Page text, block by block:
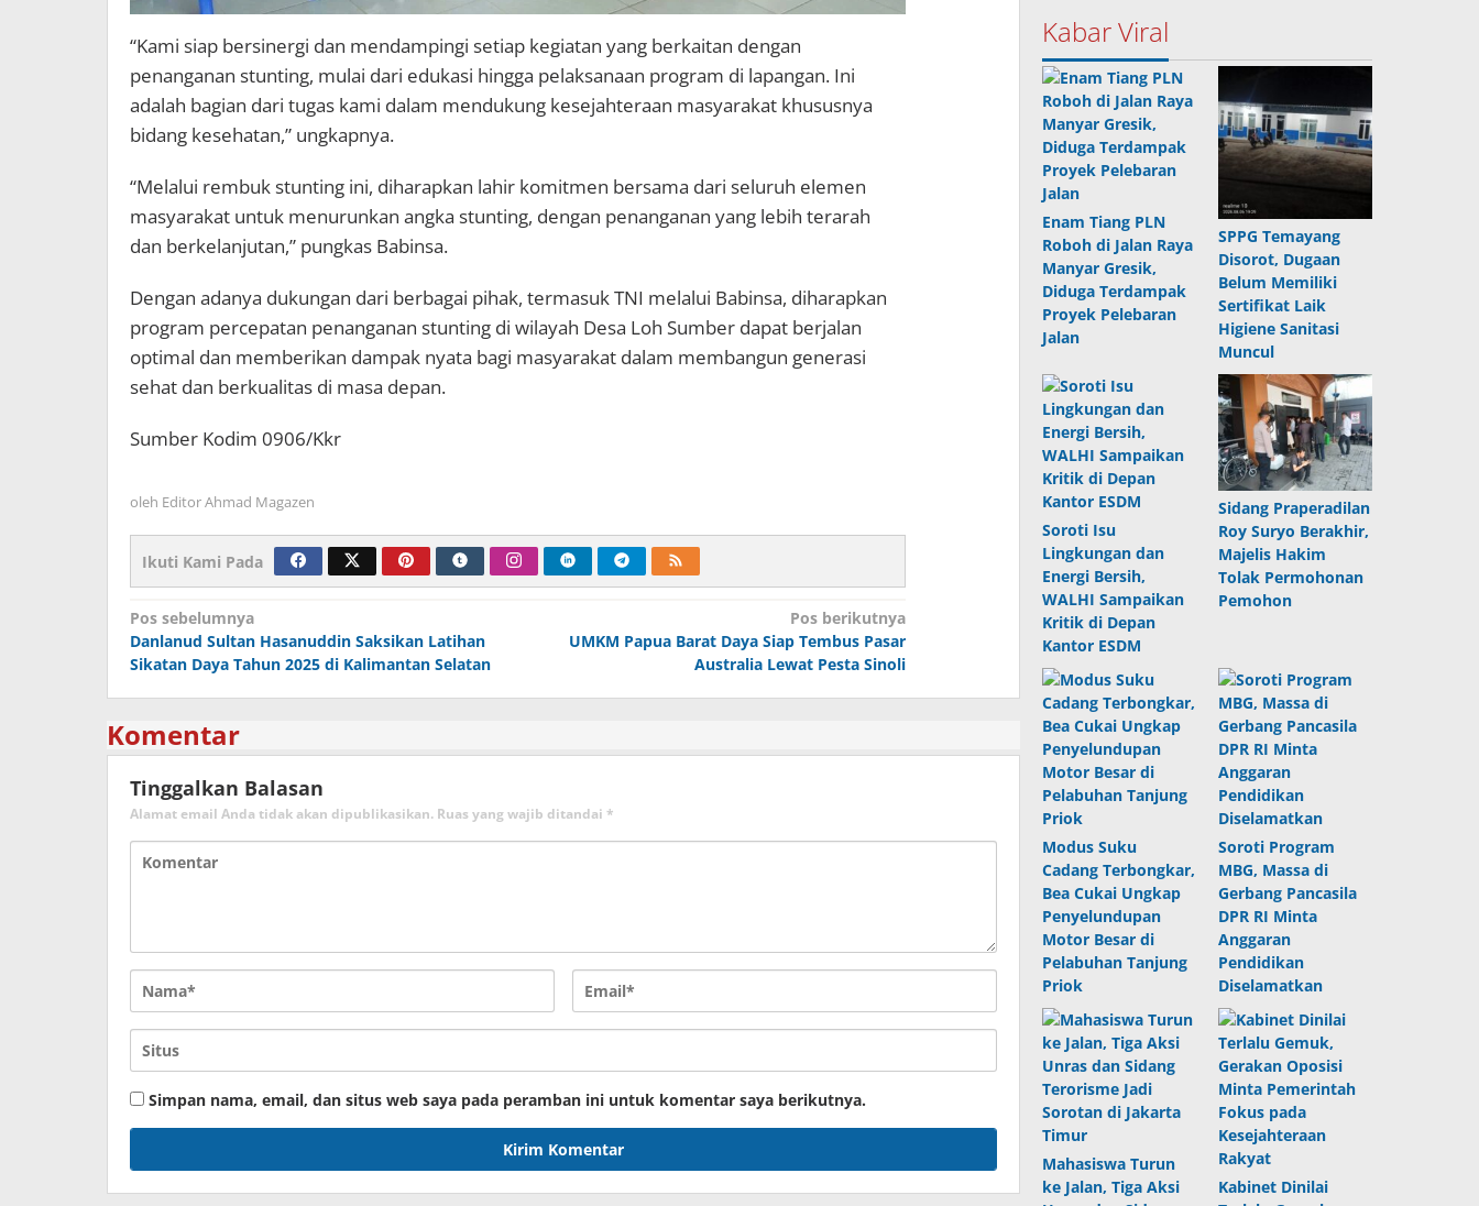
“Kami siap bersinergi dan mendampingi setiap kegiatan yang berkaitan dengan
penanganan stunting, mulai dari edukasi hingga pelaksanaan program di lapangan. Ini
adalah bagian dari tugas kami dalam mendukung kesejahteraan masyarakat khususnya
bidang kesehatan,” ungkapnya.
“Melalui rembuk stunting ini, diharapkan lahir komitmen bersama dari seluruh elemen
masyarakat untuk menurunkan angka stunting, dengan penanganan yang lebih terarah
dan berkelanjutan,” pungkas Babinsa.
Dengan adanya dukungan dari berbagai pihak, termasuk TNI melalui Babinsa, diharapkan
program percepatan penanganan stunting di wilayah Desa Loh Sumber dapat berjalan
optimal dan memberikan dampak nyata bagi masyarakat dalam membangun generasi
sehat dan berkualitas di masa depan.
Sumber Kodim 0906/Kkr
oleh Editor Ahmad Magazen
Ikuti Kami Pada
Navigasi
pos
Pos sebelumnya
Danlanud Sultan Hasanuddin Saksikan Latihan
Sikatan Daya Tahun 2025 di Kalimantan Selatan
Pos berikutnya
UMKM Papua Barat Daya Siap Tembus Pasar
Australia Lewat Pesta Sinoli
Komentar
Tinggalkan Balasan
Alamat email Anda tidak akan dipublikasikan. Ruas yang wajib ditandai *
Simpan nama, email, dan situs web saya pada peramban ini untuk komentar saya berikutnya.
Kabar Viral
Enam Tiang PLN
Roboh di Jalan Raya
Manyar Gresik,
Diduga Terdampak
Proyek Pelebaran
Jalan
SPPG Temayang
Disorot, Dugaan
Belum Memiliki
Sertifikat Laik
Higiene Sanitasi
Muncul
Soroti Isu
Lingkungan dan
Energi Bersih,
WALHI Sampaikan
Kritik di Depan
Kantor ESDM
Sidang Praperadilan
Roy Suryo Berakhir,
Majelis Hakim
Tolak Permohonan
Pemohon
Modus Suku
Cadang Terbongkar,
Bea Cukai Ungkap
Penyelundupan
Motor Besar di
Pelabuhan Tanjung
Priok
Soroti Program
MBG, Massa di
Gerbang Pancasila
DPR RI Minta
Anggaran
Pendidikan
Diselamatkan
Mahasiswa Turun
ke Jalan, Tiga Aksi
Kabinet Dinilai